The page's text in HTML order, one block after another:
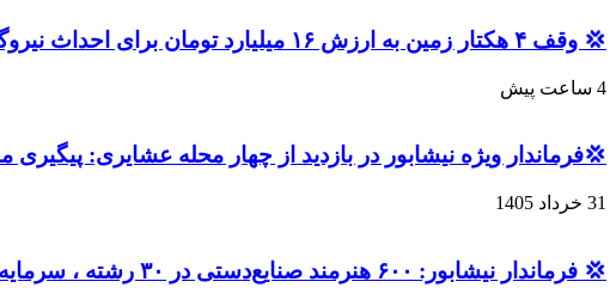
💢 وقف ۴ هکتار زمین به ارزش ۱۶ میلیارد تومان برای احداث نیروگاه خورشیدی در نیشابور
4 ساعت پیش
💢فرماندار ویژه نیشابور در بازدید از چهار محله عشایری: پیگیری مشکلات ۶۰۰ خانوار عشایری و ۴۲۰ عضو شرکت تعاونی عشایر با
31 خرداد 1405
💢 فرماندار نیشابور: ۶۰۰ هنرمند صنایع‌دستی در ۳۰ رشته ، سرمایه‌های ارزشمند فرهنگی و اقتصادی شهرستان هستند